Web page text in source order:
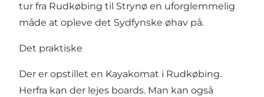
tur fra Rudkøbing til Strynø en uforglemmelig
måde at opleve det Sydfynske øhav på.
Det praktiske
Der er opstillet en Kayakomat i Rudkøbing.
Herfra kan der lejes boards. Man kan også